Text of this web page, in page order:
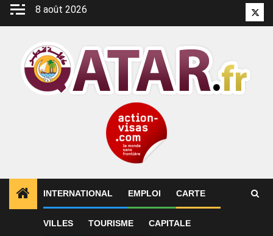
Aller
8 août 2026
INTERNATIONAL EMPLOI CARTE
VILLES TOURISME CAPITALE
ALERTES INFO 1 Le Qatar condamne l’attentat